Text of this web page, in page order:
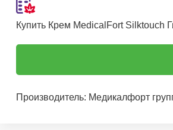
Купить Крем MedicalFort Silktouch
Производитель: Медикалфорт